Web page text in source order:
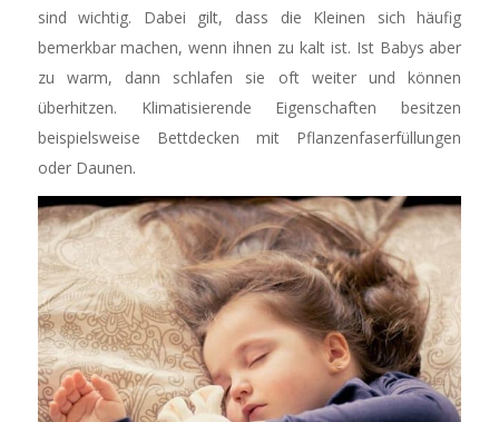
sind wichtig. Dabei gilt, dass die Kleinen sich häufig
bemerkbar machen, wenn ihnen zu kalt ist. Ist Babys aber
zu warm, dann schlafen sie oft weiter und können
überhitzen. Klimatisierende Eigenschaften besitzen
beispielsweise Bettdecken mit Pflanzenfaserfüllungen
oder Daunen.